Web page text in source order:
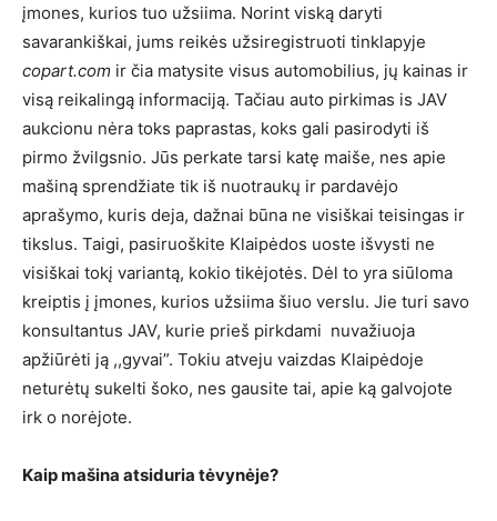
įmones, kurios tuo užsiima. Norint viską daryti
savarankiškai, jums reikės užsiregistruoti tinklapyje
copart.com ir čia matysite visus automobilius, jų kainas ir
visą reikalingą informaciją. Tačiau auto pirkimas is JAV
aukcionu nėra toks paprastas, koks gali pasirodyti iš
pirmo žvilgsnio. Jūs perkate tarsi katę maiše, nes apie
mašiną sprendžiate tik iš nuotraukų ir pardavėjo
aprašymo, kuris deja, dažnai būna ne visiškai teisingas ir
tikslus. Taigi, pasiruoškite Klaipėdos uoste išvysti ne
visiškai tokį variantą, kokio tikėjotės. Dėl to yra siūloma
kreiptis į įmones, kurios užsiima šiuo verslu. Jie turi savo
konsultantus JAV, kurie prieš pirkdami nuvažiuoja
apžiūrėti ją ,,gyvai”. Tokiu atveju vaizdas Klaipėdoje
neturėtų sukelti šoko, nes gausite tai, apie ką galvojote
irk o norėjote.
Kaip mašina atsiduria tėvynėje?